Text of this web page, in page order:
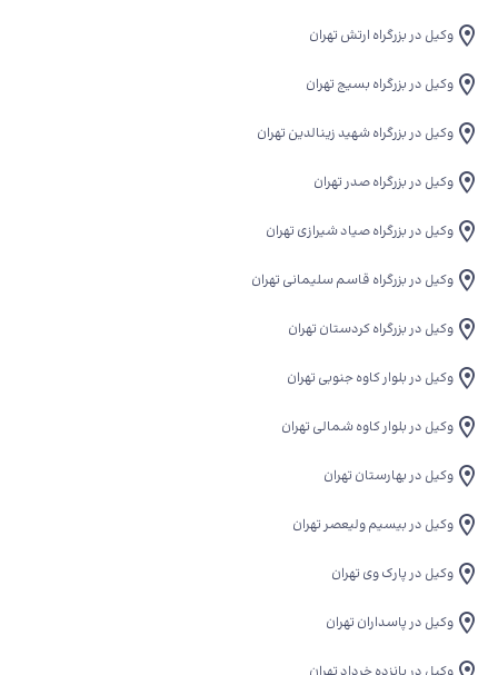
وکیل در بزرگراه ارتش تهران
وکیل در بزرگراه بسیج تهران
وکیل در بزرگراه شهید زینالدین تهران
وکیل در بزرگراه صدر تهران
وکیل در بزرگراه صیاد شیرازی تهران
وکیل در بزرگراه قاسم سلیمانی تهران
وکیل در بزرگراه کردستان تهران
وکیل در بلوار کاوه جنوبی تهران
وکیل در بلوار کاوه شمالی تهران
وکیل در بهارستان تهران
وکیل در بیسیم ولیعصر تهران
وکیل در پارک وی تهران
وکیل در پاسداران تهران